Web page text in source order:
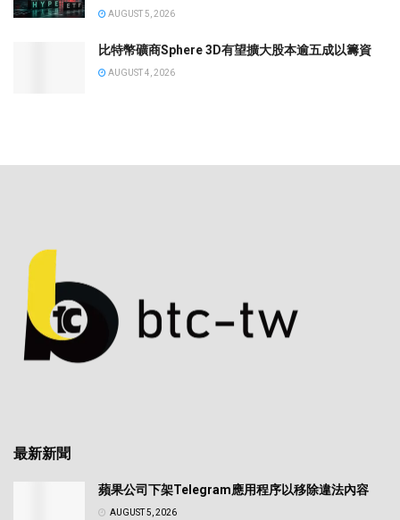
AUGUST 5, 2026
比特幣礦商Sphere 3D有望擴大股本逾五成以籌資
AUGUST 4, 2026
最新新聞
蘋果公司下架Telegram應用程序以移除違法內容
AUGUST 5, 2026